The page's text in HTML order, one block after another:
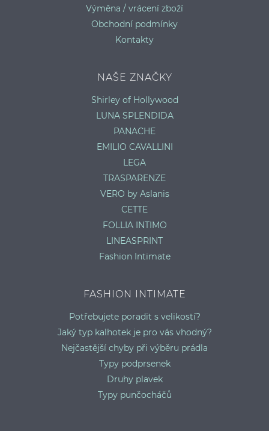
Výměna / vrácení zboží
Obchodní podmínky
Kontakty
NAŠE ZNAČKY
Shirley of Hollywood
LUNA SPLENDIDA
PANACHE
EMILIO CAVALLINI
LEGA
TRASPARENZE
VERO by Aslanis
CETTE
FOLLIA INTIMO
LINEASPRINT
Fashion Intimate
FASHION INTIMATE
Potřebujete poradit s velikostí?
Jaký typ kalhotek je pro vás vhodný?
Nejčastější chyby při výběru prádla
Typy podprsenek
Druhy plavek
Typy punčocháčů